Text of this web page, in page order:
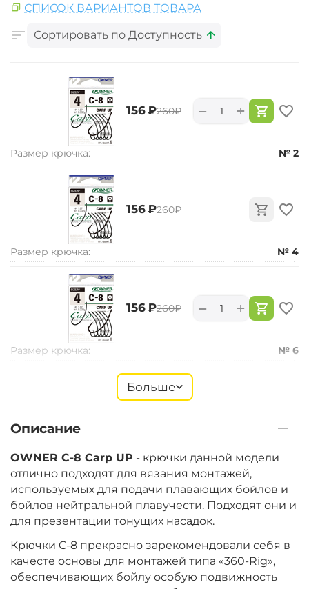
СПИСОК ВАРИАНТОВ ТОВАРА
Сортировать по Доступность
‍156‍ ₽‍260‍₽ +
−
Размер крючка: № 2
‍156‍ ₽‍260‍₽
Размер крючка: № 4
‍156‍ ₽‍260‍₽ +
−
Размер крючка: № 6
Больше
Описание
OWNER C-8 Carp UP - крючки данной модели
отлично подходят для вязания монтажей,
используемых для подачи плавающих бойлов и
бойлов нейтральной плавучести. Подходят они и
для презентации тонущих насадок.
Крючки C-8 прекрасно зарекомендовали себя в
качесте основы для монтажей типа «360-Rig»,
обеспечивающих бойлу особую подвижность